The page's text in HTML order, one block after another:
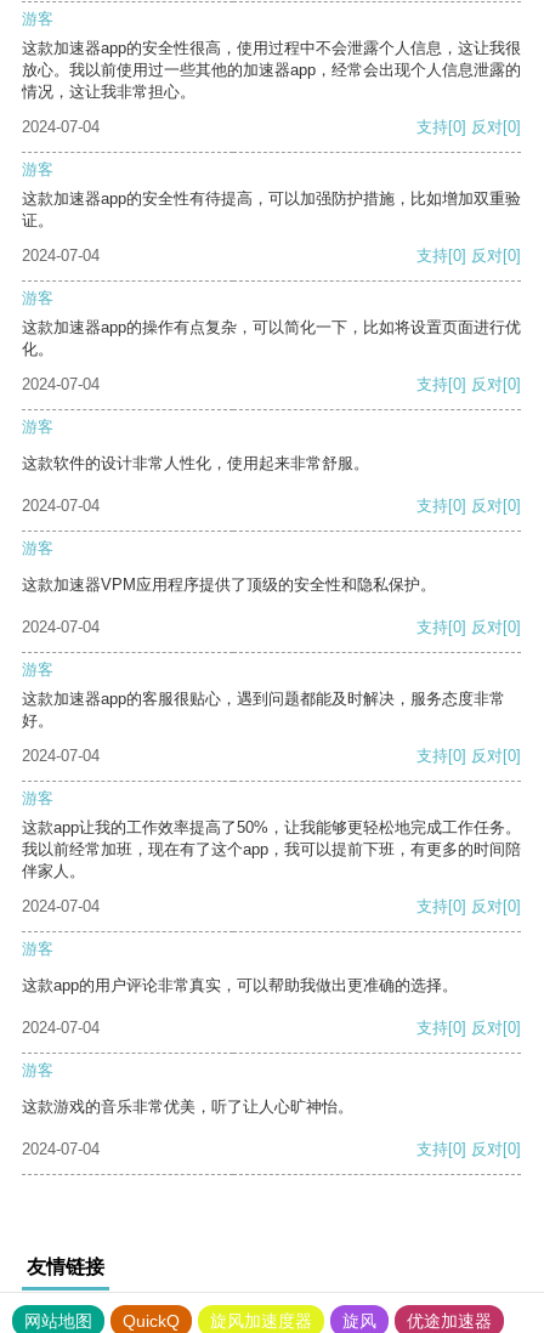
游客
这款加速器app的安全性很高，使用过程中不会泄露个人信息，这让我很
放心。我以前使用过一些其他的加速器app，经常会出现个人信息泄露的
情况，这让我非常担心。
2024-07-04
支持[0] 反对[0]
游客
这款加速器app的安全性有待提高，可以加强防护措施，比如增加双重验
证。
2024-07-04
支持[0] 反对[0]
游客
这款加速器app的操作有点复杂，可以简化一下，比如将设置页面进行优
化。
2024-07-04
支持[0] 反对[0]
游客
这款软件的设计非常人性化，使用起来非常舒服。
2024-07-04 支持[0] 反对[0]
游客
这款加速器VPM应用程序提供了顶级的安全性和隐私保护。
2024-07-04 支持[0] 反对[0]
游客
这款加速器app的客服很贴心，遇到问题都能及时解决，服务态度非常
好。
2024-07-04
支持[0] 反对[0]
游客
这款app让我的工作效率提高了50%，让我能够更轻松地完成工作任务。
我以前经常加班，现在有了这个app，我可以提前下班，有更多的时间陪
伴家人。
2024-07-04
支持[0] 反对[0]
游客
这款app的用户评论非常真实，可以帮助我做出更准确的选择。
2024-07-04 支持[0] 反对[0]
游客
这款游戏的音乐非常优美，听了让人心旷神怡。
2024-07-04 支持[0] 反对[0]
友情链接
网站地图 QuickQ 旋风加速度器 旋风 优途加速器